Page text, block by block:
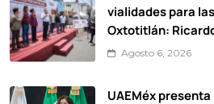
vialidades para
Oxtotitlán:
Agosto 6, 2026
UAEMéx